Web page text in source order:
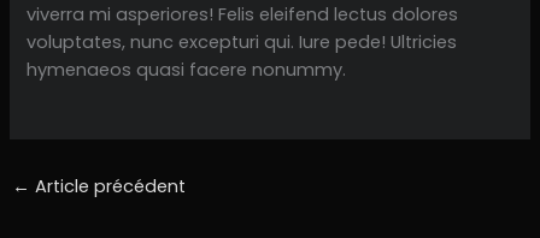
viverra mi asperiores! Felis eleifend lectus dolores
voluptates, nunc excepturi qui. Iure pede! Ultricies
hymenaeos quasi facere nonummy.
← Article précédent